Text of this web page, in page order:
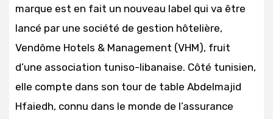
marque est en fait un nouveau label qui va être
lancé par une société de gestion hôtelière,
Vendôme Hotels & Management (VHM), fruit
d’une association tuniso-libanaise. Côté tunisien,
elle compte dans son tour de table Abdelmajid
Hfaiedh, connu dans le monde de l’assurance